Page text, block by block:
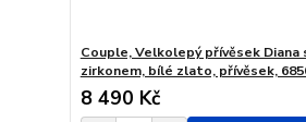
Couple, Velkolepý přívěsek Diana
zirkonem, bílé zlato, přívěsek,
8 490 Kč